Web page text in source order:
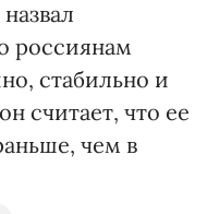
россиянам
стабильно и
считает, что ее
чем в